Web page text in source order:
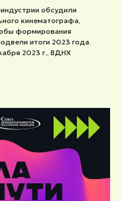
обсудили
кинематографа,
формирования
итоги 2023 года.
2023 г., ВДНХ